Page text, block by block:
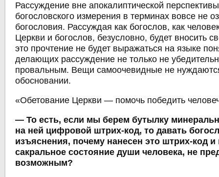
Рассуждение вне апокалиптической
богословского измерения в терминах вовсе не
богословия. Рассуждая как богослов, как
Церкви и богослов, безусловно, будет вносить
это прочтение не будет выражаться на языке
делающих рассуждение не только не
провальным. Вещи самоочевидные не
обосновании.
«Обетование Церкви ― помочь победить
― То есть, если мы берем бутылку
на ней цифровой штрих-код, то давать
изъяснения, почему нанесен это штрих-код и
сакральное состояние души человека, не
возможным?